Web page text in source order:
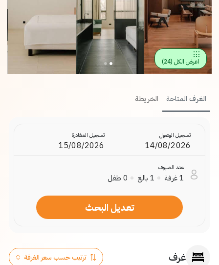
اعرض الكل (
24
)
الغرف المتاحة الخريطة
تسجيل الوصول تسجيل المغادرة
عدد الضيوف
1غرفة 1 بالغ 0 طفل
تعديل البحث
غرف